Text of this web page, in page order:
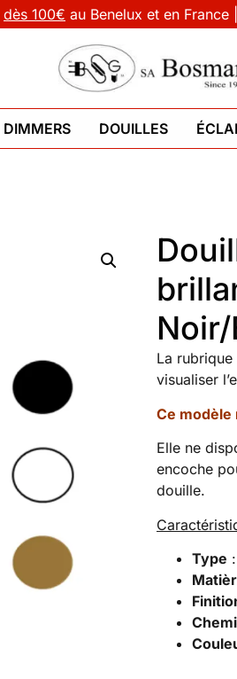
dès 100€ au Benelux et en
DIMMERS DOUILLES
La rubrique
visualiser
Ce modèle
Elle ne
encoche
douille.
Type